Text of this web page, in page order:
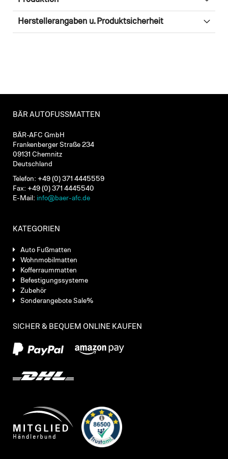
Herstellerangaben u. Produktsicherheit
BÄR AUTOFUSSMATTEN
BÄR-AFC GmbH
Frankenberger Straße 234
09131 Chemnitz
Deutschland
Telefon: +49 (0) 371 4445559
Fax: +49 (0) 371 4445540
E-Mail: info@baer-afc.de
KATEGORIEN
Auto Fußmatten
Wohnmobilmatten
Kofferraummatten
Befestigungssysteme
Zubehör
Sonderangebote Sale%
SICHER & BEQUEM ONLINE KAUFEN